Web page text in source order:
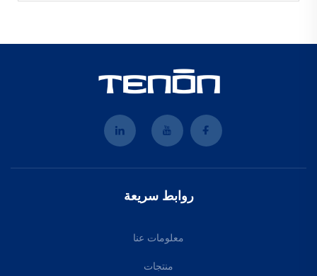
روابط سريعة
معلومات عنا
منتجات